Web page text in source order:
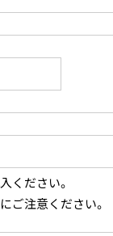
ください。
ご注意ください。